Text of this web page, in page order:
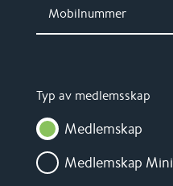
Mobilnummer
Typ av medlemsskap
Medlemskap
Medlemskap Mini